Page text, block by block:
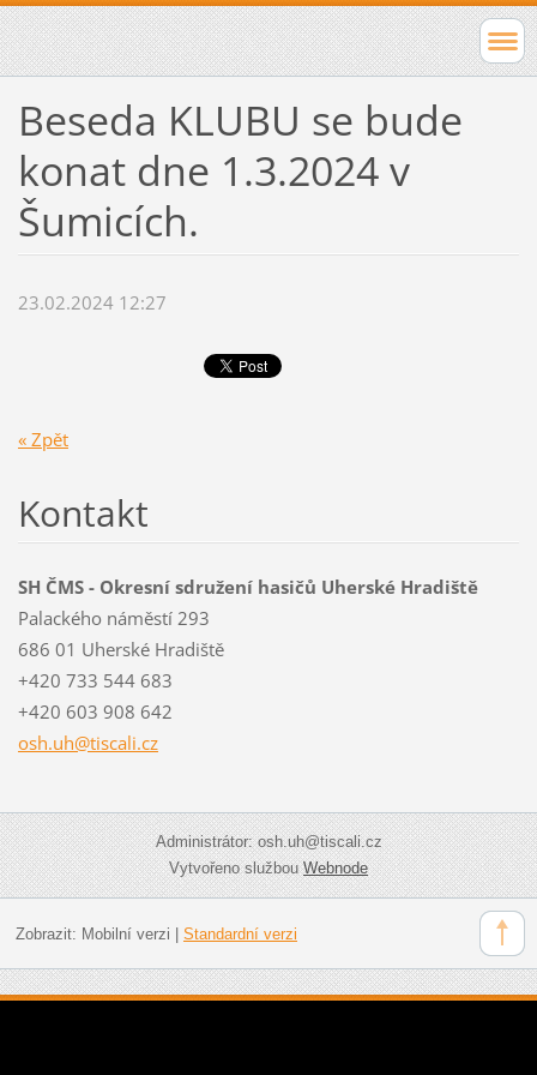
Beseda KLUBU se bude
konat dne 1.3.2024 v
Šumicích.
23.02.2024 12:27
« Zpět
Kontakt
SH ČMS - Okresní sdružení hasičů Uherské Hradiště
Palackého náměstí 293
686 01 Uherské Hradiště
+420 733 544 683
+420 603 908 642
osh.uh@tiscali.cz
Administrátor: osh.uh@tiscali.cz
Vytvořeno službouWebnode
Zobrazit: Mobilní verzi Standardní verzi